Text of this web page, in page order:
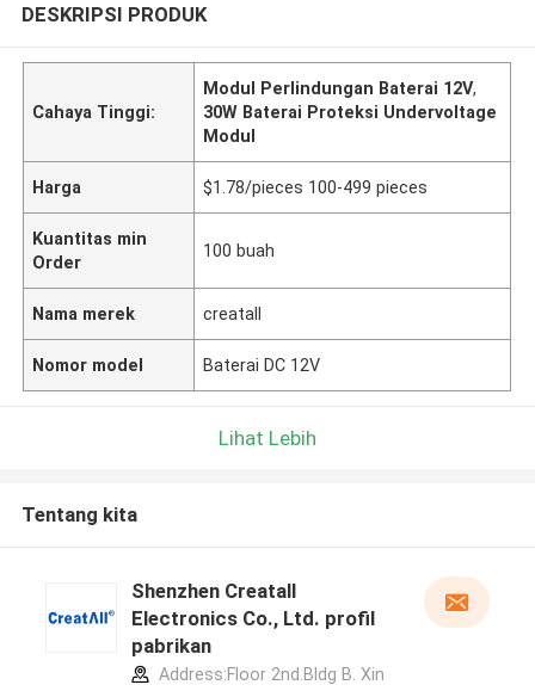
DESKRIPSI PRODUK
Cahaya Tinggi:
Modul Perlindungan Baterai 12V,
30W Baterai Proteksi Undervoltage
Modul
Harga $1.78/pieces 100-499 pieces
Kuantitas min
Order
100 buah
Nama merek creatall
Nomor model Baterai DC 12V
Lihat Lebih
Tentang kita
Shenzhen Creatall
Electronics Co., Ltd. profil
pabrikan
Address:Floor 2nd.Bldg B. Xin